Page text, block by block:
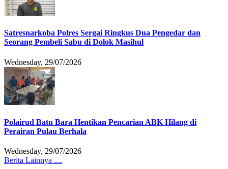
Satresnarkoba Polres Sergai Ringkus Dua Pengedar dan
Seorang Pembeli Sabu di Dolok Masihul
Wednesday, 29/07/2026
Polairud Batu Bara Hentikan Pencarian ABK Hilang di
Perairan Pulau Berhala
Wednesday, 29/07/2026
Berita Lainnya ....